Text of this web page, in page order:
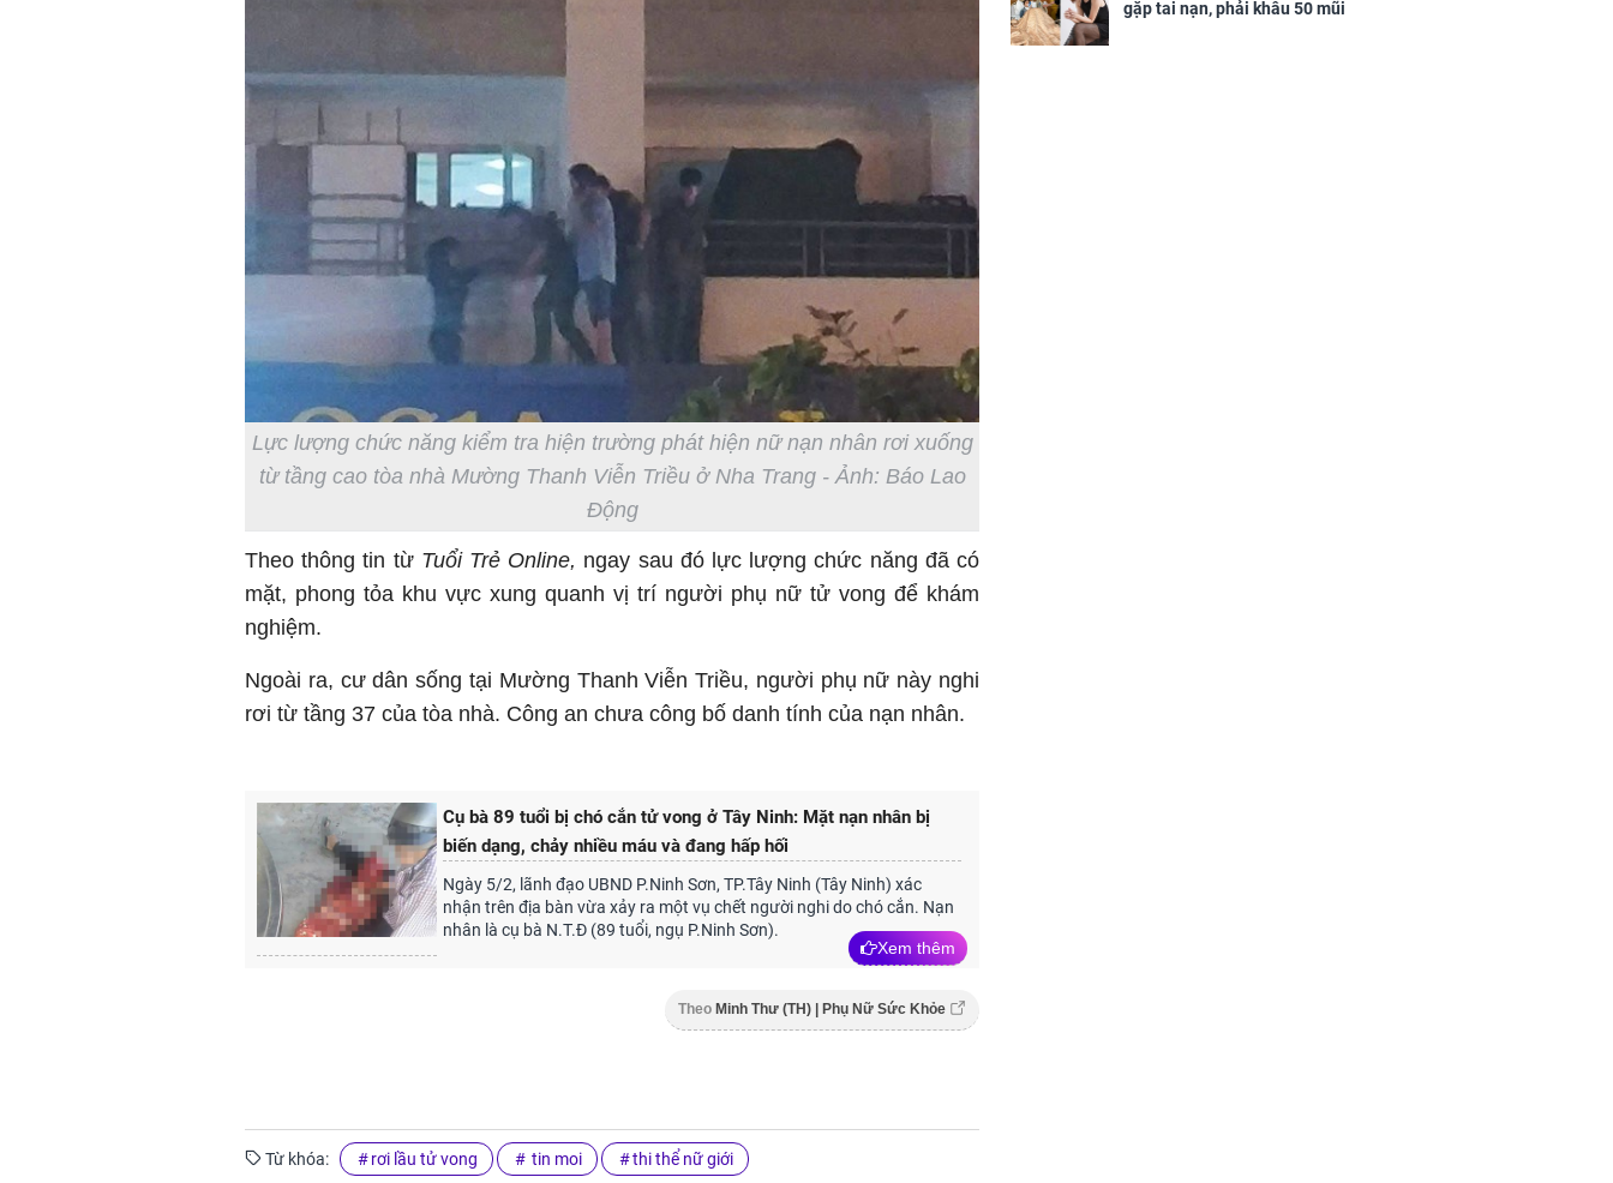
Lực lượng chức năng kiểm tra hiện trường phát hiện nữ nạn nhân rơi xuống
từ tầng cao tòa nhà Mường Thanh Viễn Triều ở Nha Trang - Ảnh: Báo Lao
Động
Theo thông tin từ Tuổi Trẻ Online, ngay sau đó lực lượng chức năng đã có
mặt, phong tỏa khu vực xung quanh vị trí người phụ nữ tử vong để khám
nghiệm.
Ngoài ra, cư dân sống tại Mường Thanh Viễn Triều, người phụ nữ này nghi
rơi từ tầng 37 của tòa nhà. Công an chưa công bố danh tính của nạn nhân.
Cụ bà 89 tuổi bị chó cắn tử vong ở Tây Ninh: Mặt nạn nhân bị
biến dạng, chảy nhiều máu và đang hấp hối
Ngày 5/2, lãnh đạo UBND P.Ninh Sơn, TP.Tây Ninh (Tây Ninh) xác
nhận trên địa bàn vừa xảy ra một vụ chết người nghi do chó cắn. Nạn
nhân là cụ bà N.T.Đ (89 tuổi, ngụ P.Ninh Sơn).
Xem thêm
Theo Minh Thư (TH) | Phụ Nữ Sức Khỏe
Từ khóa: rơi lầu tử vong tin moi thi thể nữ giới
Mão - Thân tài lộc ảm
gặp tai nạn, phải khâu 50 mũi